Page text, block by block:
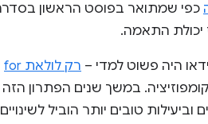
כפי שמתואר בפוסט הראשון
יכולת התאמה.
היה פשוט למדי – רק לולאת for
במשך שנים הפתרון
וביעילות טובים יותר הוביל